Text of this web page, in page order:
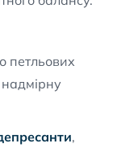
петльових
,